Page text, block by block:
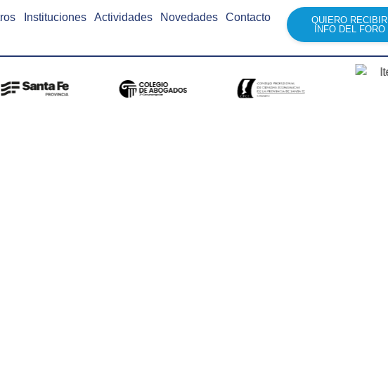
Instituciones Actividades Novedades Contacto
QUIERO RECIBIR
INFO DEL FORO